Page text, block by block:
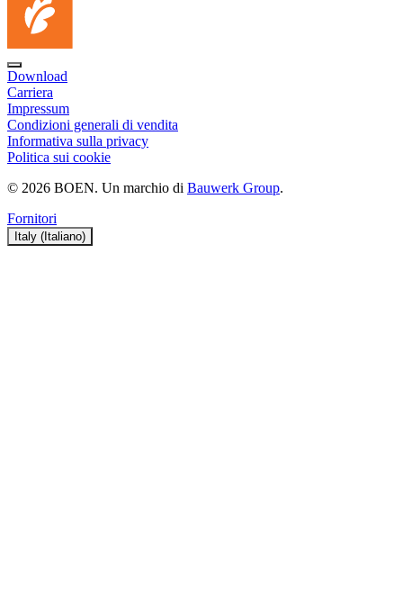
Download
Carriera
Impressum
Condizioni generali di vendita
Informativa sulla privacy
Politica sui cookie
© 2026 BOEN. Un marchio di Bauwerk Group.
Fornitori
Italy (Italiano)